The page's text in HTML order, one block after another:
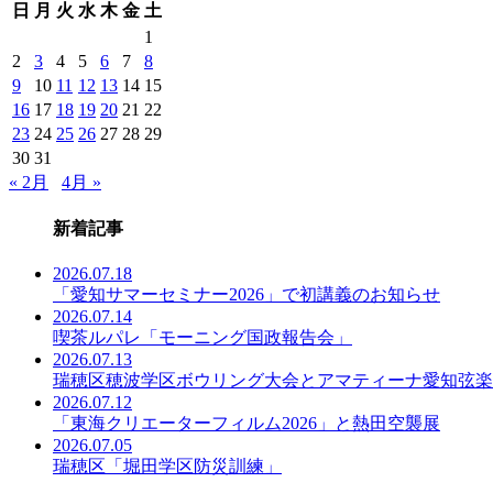
事
覧
日
月 火 水 木 金 土
1
2
3 4 5 6 7
8
9
10 11 12 13 14 15
16 17 18 19 20 21 22
23 24 25 26 27 28 29
30 31
« 2月
4月 »
新着記事
2026.07.18
「愛知サマーセミナー2026」で初講義のお知らせ
2026.07.14
喫茶ルパレ「モーニング国政報告会」
2026.07.13
瑞穂区穂波学区ボウリング大会とアマティーナ愛知弦
2026.07.12
「東海クリエーターフィルム2026」と熱田空襲展
2026.07.05
瑞穂区「堀田学区防災訓練」